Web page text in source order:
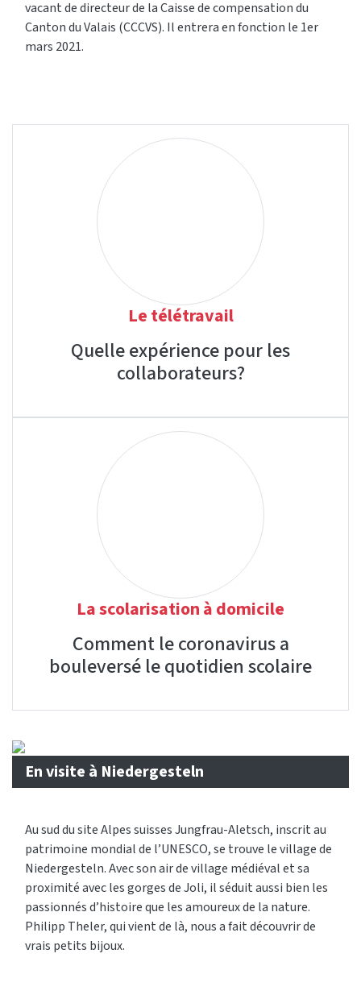
vacant de directeur de la Caisse de compensation du
Canton du Valais (CCCVS). Il entrera en fonction le 1er
mars 2021.
Le télétravail
Quelle expérience pour les
collaborateurs?
La scolarisation à domicile
Comment le coronavirus a
bouleversé le quotidien scolaire
En visite à Niedergesteln
Au sud du site Alpes suisses Jungfrau-Aletsch, inscrit au
patrimoine mondial de l’UNESCO, se trouve le village de
Niedergesteln. Avec son air de village médiéval et sa
proximité avec les gorges de Joli, il séduit aussi bien les
passionnés d’histoire que les amoureux de la nature.
Philipp Theler, qui vient de là, nous a fait découvrir de
vrais petits bijoux.